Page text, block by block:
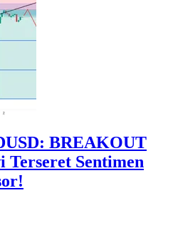
BREAKOUT
Sentimen